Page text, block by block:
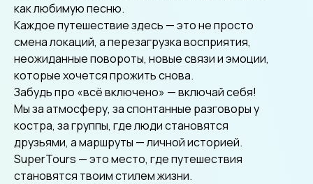
как любимую песню.
Каждое путешествие здесь — это не просто
смена локаций, а перезагрузка восприятия,
неожиданные повороты, новые связи и эмоции,
которые хочется прожить снова.
Забудь про «всё включено» — включай себя!
Мы за атмосферу, за спонтанные разговоры у
костра, за группы, где люди становятся
друзьями, а маршруты — личной историей.
SuperTours — это место, где путешествия
становятся твоим стилем жизни.